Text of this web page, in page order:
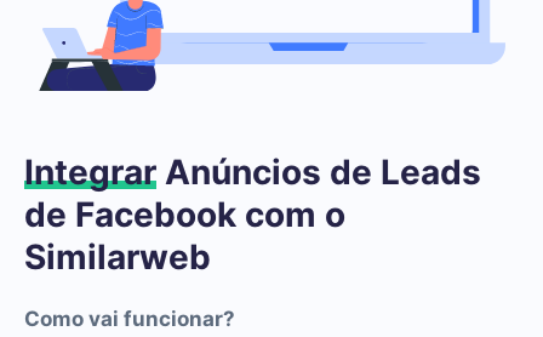
Integrar Anúncios de Leads
de Facebook com o
Similarweb
Como vai funcionar?